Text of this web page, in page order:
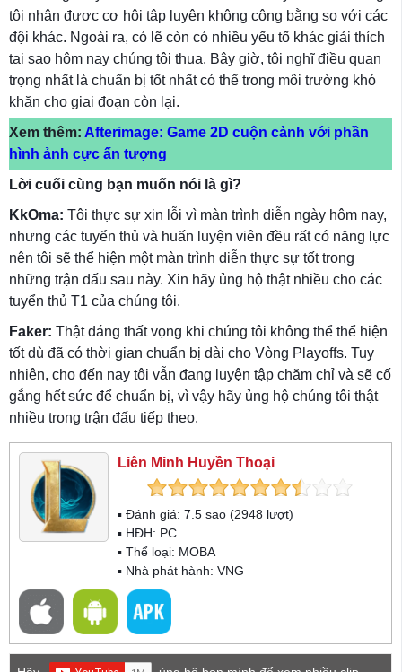
tôi nhận được cơ hội tập luyện không công bằng so với các
đội khác. Ngoài ra, có lẽ còn có nhiều yếu tố khác giải thích
tại sao hôm nay chúng tôi thua. Bây giờ, tôi nghĩ điều quan
trọng nhất là chuẩn bị tốt nhất có thể trong môi trường khó
khăn cho giai đoạn còn lại.
Xem thêm: Afterimage: Game 2D cuộn cảnh với phần
hình ảnh cực ấn tượng
Lời cuối cùng bạn muốn nói là gì?
KkOma: Tôi thực sự xin lỗi vì màn trình diễn ngày hôm nay,
nhưng các tuyển thủ và huấn luyện viên đều rất có năng lực
nên tôi sẽ thể hiện một màn trình diễn thực sự tốt trong
những trận đấu sau này. Xin hãy ủng hộ thật nhiều cho các
tuyển thủ T1 của chúng tôi.
Faker: Thật đáng thất vọng khi chúng tôi không thể thể hiện
tốt dù đã có thời gian chuẩn bị dài cho Vòng Playoffs. Tuy
nhiên, cho đến nay tôi vẫn đang luyện tập chăm chỉ và sẽ cố
gắng hết sức để chuẩn bị, vì vậy hãy ủng hộ chúng tôi thật
nhiều trong trận đấu tiếp theo.
Liên Minh Huyền Thoại
▪ Đánh giá: 7.5 sao (2948 lượt)
▪ HĐH: PC
▪ Thể loại: MOBA
▪ Nhà phát hành: VNG